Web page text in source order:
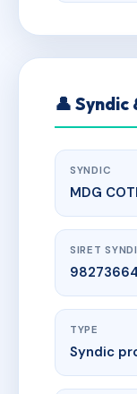
👤
SYNDIC
MDG
SIRET
TYPE
Syndic